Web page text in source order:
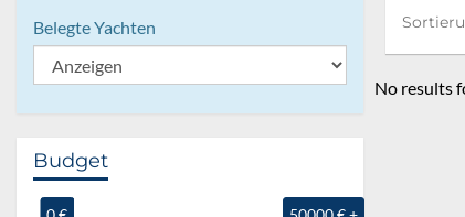
Belegte Yachten
Budget
No results